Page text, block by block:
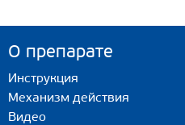
О препарате
Инструкция
Механизм действия
Видео